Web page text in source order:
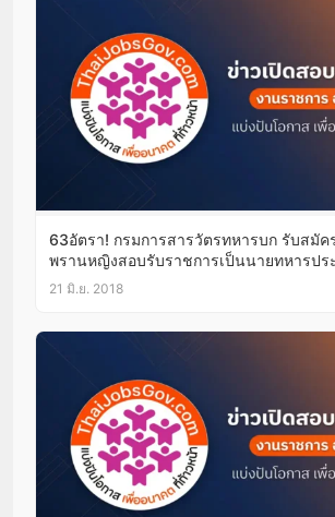
63อัตรา! กรมการสารวัตรทหารบก รับสมัค
พรานหญิงสอบรับราชการเป็นนายทหารป
บัดนี้-5ก.ค.61
21 มิ.ย. 2018